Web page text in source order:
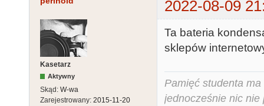
2022-08-09
Kasetarz
Aktywny
Skąd: W-wa
Zarejestrowany: 2015-11-20
Ta bateria
sklepów
Pamięć studenta
jednocześnie nic nie